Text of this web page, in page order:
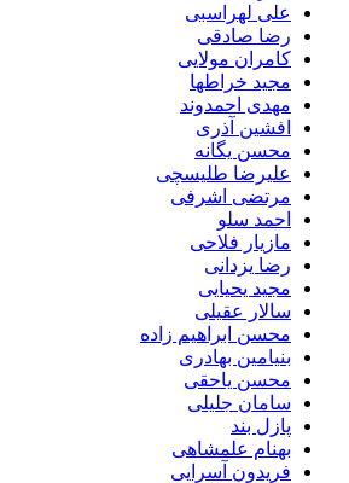
علی لهراسبی
رضا صادقی
کامران مولایی
مجید خراطها
مهدی احمدوند
افشین آذری
محسن یگانه
علیرضا طلیسچی
مرتضی اشرفی
احمد سلو
مازیار فلاحی
رضا یزدانی
مجید یحیایی
سالار عقیلی
محسن ابراهیم زاده
بنیامین بهادری
محسن یاحقی
سامان جلیلی
پازل بند
بهنام علمشاهی
فریدون آسرایی